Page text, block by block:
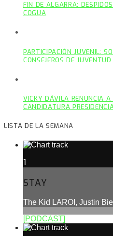
FIN DE ALGARRA:
COGUA
PARTICIPACIÓN JUVENIL:
CONSEJEROS DE
VICKY DÁVILA RENUNCIA
CANDIDATURA
LISTA DE LA SEMANA
1
STAY
The Kid LAROI, Justin
[PODCAST]